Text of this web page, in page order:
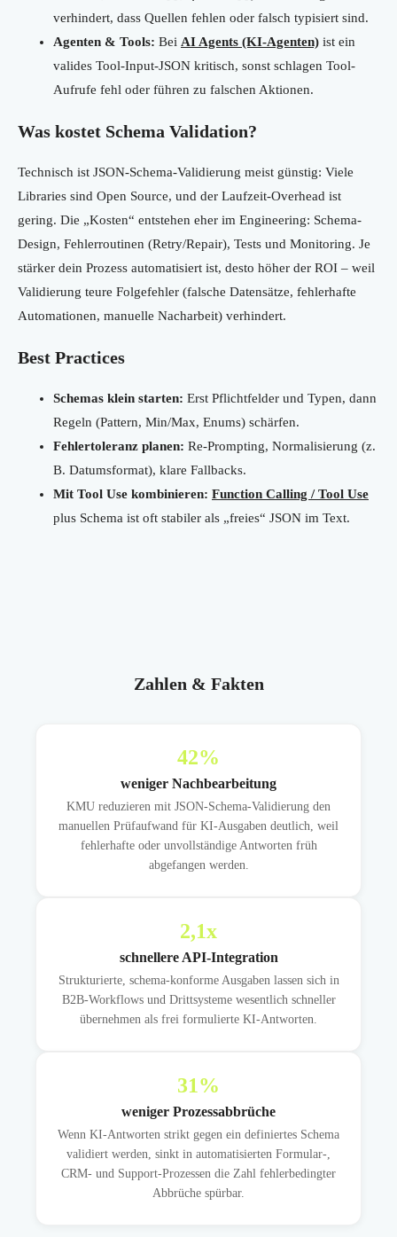
verhindert, dass Quellen fehlen oder falsch typisiert sind.
Agenten & Tools: Bei AI Agents (KI-Agenten) ist ein
valides Tool-Input-JSON kritisch, sonst schlagen Tool-
Aufrufe fehl oder führen zu falschen Aktionen.
Was kostet Schema Validation?
Technisch ist JSON-Schema-Validierung meist günstig: Viele
Libraries sind Open Source, und der Laufzeit-Overhead ist
gering. Die „Kosten“ entstehen eher im Engineering: Schema-
Design, Fehlerroutinen (Retry/Repair), Tests und Monitoring. Je
stärker dein Prozess automatisiert ist, desto höher der ROI – weil
Validierung teure Folgefehler (falsche Datensätze, fehlerhafte
Automationen, manuelle Nacharbeit) verhindert.
Best Practices
Schemas klein starten: Erst Pflichtfelder und Typen, dann
Regeln (Pattern, Min/Max, Enums) schärfen.
Fehlertoleranz planen: Re-Prompting, Normalisierung (z.
B. Datumsformat), klare Fallbacks.
Mit Tool Use kombinieren: Function Calling / Tool Use
plus Schema ist oft stabiler als „freies“ JSON im Text.
Zahlen & Fakten
42%
weniger Nachbearbeitung
KMU reduzieren mit JSON-Schema-Validierung den
manuellen Prüfaufwand für KI-Ausgaben deutlich, weil
fehlerhafte oder unvollständige Antworten früh
abgefangen werden.
2,1x
schnellere API-Integration
Strukturierte, schema-konforme Ausgaben lassen sich in
B2B-Workflows und Drittsysteme wesentlich schneller
übernehmen als frei formulierte KI-Antworten.
31%
weniger Prozessabbrüche
Wenn KI-Antworten strikt gegen ein definiertes Schema
validiert werden, sinkt in automatisierten Formular-,
CRM- und Support-Prozessen die Zahl fehlerbedingter
Abbrüche spürbar.